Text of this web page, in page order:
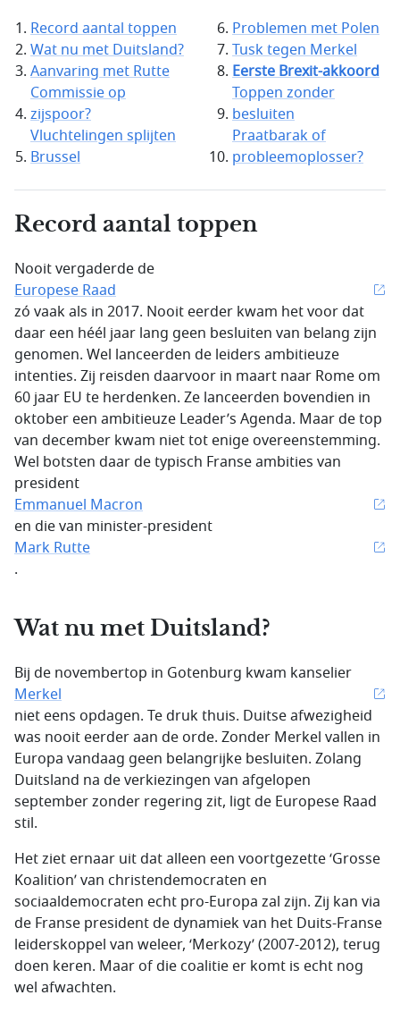
Record aantal toppen
Wat nu met Duitsland?
Aanvaring met Rutte
Commissie op
zijspoor?
Vluchtelingen splijten
Brussel
Problemen met Polen
Tusk tegen Merkel
Eerste Brexit-akkoord
Toppen zonder
besluiten
Praatbarak of
probleemoplosser?
Record aantal toppen
Nooit vergaderde de
Europese Raad
zó vaak als in 2017. Nooit eerder kwam het voor dat
daar een héél jaar lang geen besluiten van belang zijn
genomen. Wel lanceerden de leiders ambitieuze
intenties. Zij reisden daarvoor in maart naar Rome om
60 jaar EU te herdenken. Ze lanceerden bovendien in
oktober een ambitieuze Leader’s Agenda. Maar de top
van december kwam niet tot enige overeenstemming.
Wel botsten daar de typisch Franse ambities van
president
Emmanuel Macron
en die van minister-president
Mark Rutte
.
Wat nu met Duitsland?
Bij de novembertop in Gotenburg kwam kanselier
Merkel
niet eens opdagen. Te druk thuis. Duitse afwezigheid
was nooit eerder aan de orde. Zonder Merkel vallen in
Europa vandaag geen belangrijke besluiten. Zolang
Duitsland na de verkiezingen van afgelopen
september zonder regering zit, ligt de Europese Raad
stil.
Het ziet ernaar uit dat alleen een voortgezette ‘Grosse
Koalition’ van christendemocraten en
sociaaldemocraten echt pro-Europa zal zijn. Zij kan via
de Franse president de dynamiek van het Duits-Franse
leiderskoppel van weleer, ‘Merkozy’ (2007-2012), terug
doen keren. Maar of die coalitie er komt is echt nog
wel afwachten.